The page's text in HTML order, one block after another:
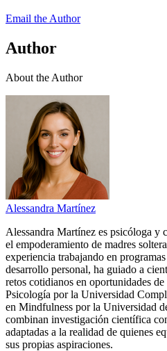
Email the Author
Author
About the Author
Alessandra Martínez
Alessandra Martínez es psicóloga y
el empoderamiento de madres
experiencia trabajando en
desarrollo personal, ha guiado a
retos cotidianos en oportunidades
Psicología por la Universidad
en Mindfulness por la Universidad
combinan investigación científica
adaptadas a la realidad de quienes
sus propias aspiraciones.